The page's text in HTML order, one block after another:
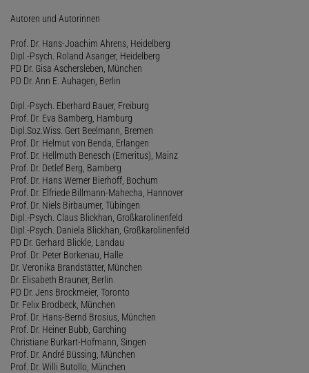
Autoren und Autorinnen
Prof. Dr. Hans-Joachim Ahrens, Heidelberg
Dipl.-Psych. Roland Asanger, Heidelberg
PD Dr. Gisa Aschersleben, München
PD Dr. Ann E. Auhagen, Berlin
Dipl.-Psych. Eberhard Bauer, Freiburg
Prof. Dr. Eva Bamberg, Hamburg
Dipl.Soz.Wiss. Gert Beelmann, Bremen
Prof. Dr. Helmut von Benda, Erlangen
Prof. Dr. Hellmuth Benesch (Emeritus), Mainz
Prof. Dr. Detlef Berg, Bamberg
Prof. Dr. Hans Werner Bierhoff, Bochum
Prof. Dr. Elfriede Billmann-Mahecha, Hannover
Prof. Dr. Niels Birbaumer, Tübingen
Dipl.-Psych. Claus Blickhan, Großkarolinenfeld
Dipl.-Psych. Daniela Blickhan, Großkarolinenfeld
PD Dr. Gerhard Blickle, Landau
Prof. Dr. Peter Borkenau, Halle
Dr. Veronika Brandstätter, München
Dr. Elisabeth Brauner, Berlin
PD Dr. Jens Brockmeier, Toronto
Dr. Felix Brodbeck, München
Prof. Dr. Hans-Bernd Brosius, München
Prof. Dr. Heiner Bubb, Garching
Christiane Burkart-Hofmann, Singen
Prof. Dr. André Büssing, München
Prof. Dr. Willi Butollo, München